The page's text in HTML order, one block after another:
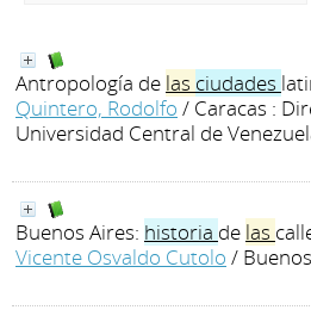
Antropología de las ciudades
Quintero, Rodolfo / Caracas :
Universidad Central de
Buenos Aires: historia de las
Vicente Osvaldo Cutolo /